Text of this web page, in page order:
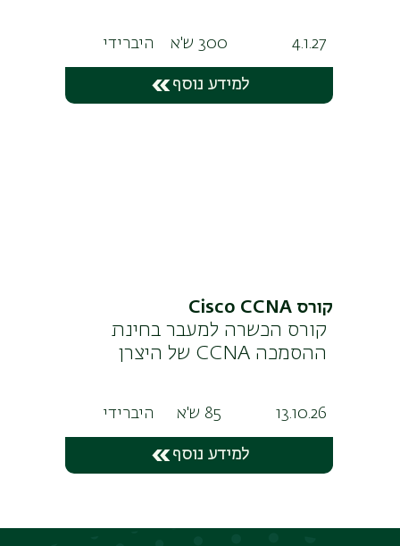
4.1.27 300 ש'א היברידי
למידע נוסף
קורס Cisco CCNA
קורס הכשרה למעבר בחינת
ההסמכה CCNA של היצרן
13.10.26 85 ש'א היברידי
למידע נוסף